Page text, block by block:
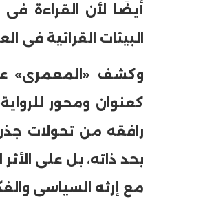
أيضًا لأن القراءة
البيئات القرائية فى
وكشف «المعمرى» عن
كعنوان ومحور
رافقه من تحولات
بحد ذاته، بل على
مع إرثه السياسى